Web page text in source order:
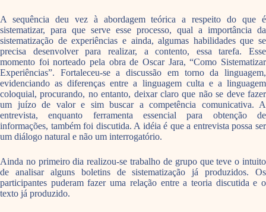
A sequência deu vez à abordagem teórica a respeito do que é
sistematizar, para que serve esse processo, qual a importância da
sistematização de experiências e ainda, algumas habilidades que se
precisa desenvolver para realizar, a contento, essa tarefa. Esse
momento foi norteado pela obra de Oscar Jara, “Como Sistematizar
Experiências”. Fortaleceu-se a discussão em torno da linguagem,
evidenciando as diferenças entre a linguagem culta e a linguagem
coloquial, procurando, no entanto, deixar claro que não se deve fazer
um juízo de valor e sim buscar a competência comunicativa. A
entrevista, enquanto ferramenta essencial para obtenção de
informações, também foi discutida. A idéia é que a entrevista possa ser
um diálogo natural e não um interrogatório.
Ainda no primeiro dia realizou-se trabalho de grupo que teve o intuito
de analisar alguns boletins de sistematização já produzidos. Os
participantes puderam fazer uma relação entre a teoria discutida e o
texto já produzido.